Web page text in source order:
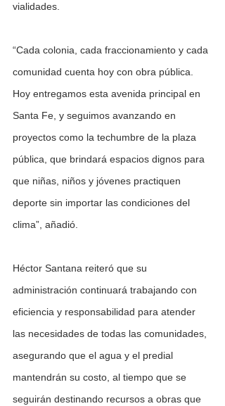
vialidades.
“Cada colonia, cada fraccionamiento y cada
comunidad cuenta hoy con obra pública.
Hoy entregamos esta avenida principal en
Santa Fe, y seguimos avanzando en
proyectos como la techumbre de la plaza
pública, que brindará espacios dignos para
que niñas, niños y jóvenes practiquen
deporte sin importar las condiciones del
clima”, añadió.
Héctor Santana reiteró que su
administración continuará trabajando con
eficiencia y responsabilidad para atender
las necesidades de todas las comunidades,
asegurando que el agua y el predial
mantendrán su costo, al tiempo que se
seguirán destinando recursos a obras que